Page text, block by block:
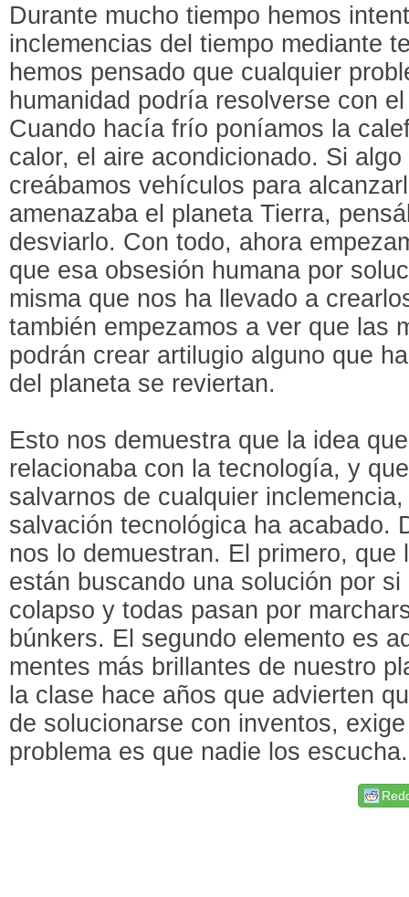
Durante mucho tiempo hemos
inclemencias del tiempo mediante
hemos pensado que cualquier
humanidad podría resolverse con
Cuando hacía frío poníamos la
calor, el aire acondicionado. Si
creábamos vehículos para
amenazaba el planeta Tierra,
desviarlo. Con todo, ahora
que esa obsesión humana por
misma que nos ha llevado a
también empezamos a ver que las
podrán crear artilugio alguno que
del planeta se reviertan.
Esto nos demuestra que la idea
relacionaba con la tecnología, y
salvarnos de cualquier
salvación tecnológica ha acabado.
nos lo demuestran. El primero,
están buscando una solución por
colapso y todas pasan por
búnkers. El segundo elemento es
mentes más brillantes de nuestro
la clase hace años que advierten
de solucionarse con inventos,
problema es que nadie los escucha.